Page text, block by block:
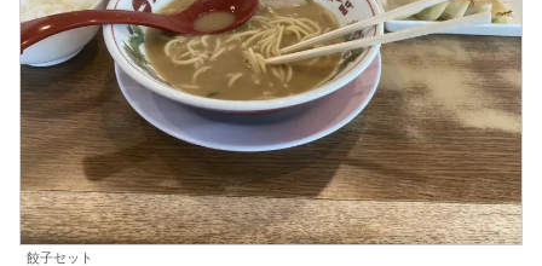
餃子セット